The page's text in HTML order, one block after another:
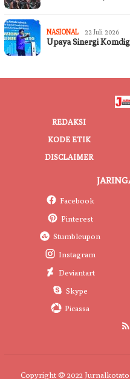
NASIONAL 22 Juli 2026
Upaya Sinergi
REDAKSI
KODE ETIK
DISCLAIMER
Facebook
Pinterest
Stumbleupon
Instagram
Deviantart
Skype
Picassa
Copyright © 2022